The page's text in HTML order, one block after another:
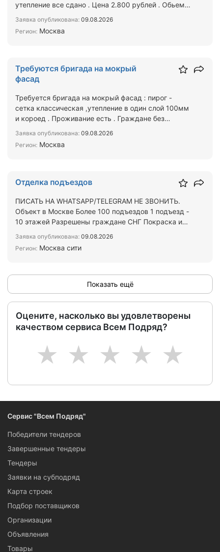
утепление все сдано . Цена 2.800 рублей . Обьем
Заявка опубликована: 09.08.2026
Регион: Москва
Требуются бригада на мокрый
фасад
Требуется бригада на мокрый фасад : пирог -
сетка классическая ,утепление в один слой 100мм
и короед . Проживание есть . Граждане без
Заявка опубликована: 09.08.2026
Регион: Москва
Отделка подъездов
ПИСАТЬ НА WHATSAPP/TELEGRAM НЕ ЗВОНИТЬ.
Объект в Москве Более 100 подъездов 1 подъезд -
10 этажей Разрешены граждане СНГ Покраска и
Заявка опубликована: 09.08.2026
Регион: Москва сити
Показать ещё
Оцените, насколько вы удовлетворены
качеством сервиса Всем Подряд?
5
4
3
2
1
Сервис "Всем Подряд"
Победители тендеров
Завершенные тендеры
Тендеры
Заявки на субподряд
Карта строек
Подбор поставщиков
Организации
Объявления
Товары